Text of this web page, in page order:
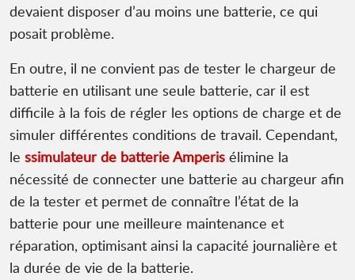
devaient disposer d’au moins une batterie, ce qui
posait problème.
En outre, il ne convient pas de tester le chargeur de
batterie en utilisant une seule batterie, car il est
difficile à la fois de régler les options de charge et de
simuler différentes conditions de travail. Cependant,
le ssimulateur de batterie Amperis élimine la
nécessité de connecter une batterie au chargeur afin
de la tester et permet de connaître l’état de la
batterie pour une meilleure maintenance et
réparation, optimisant ainsi la capacité journalière et
la durée de vie de la batterie.